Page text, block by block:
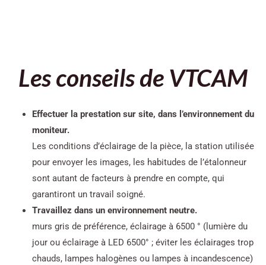
Les conseils de VTCAM
Effectuer la prestation sur site, dans l’environnement du
moniteur.
Les conditions d’éclairage de la pièce, la station utilisée
pour envoyer les images, les habitudes de l’étalonneur
sont autant de facteurs à prendre en compte, qui
garantiront un travail soigné.
Travaillez dans un environnement neutre.
murs gris de préférence, éclairage à 6500 ° (lumière du
jour ou éclairage à LED 6500° ; éviter les éclairages trop
chauds, lampes halogènes ou lampes à incandescence)